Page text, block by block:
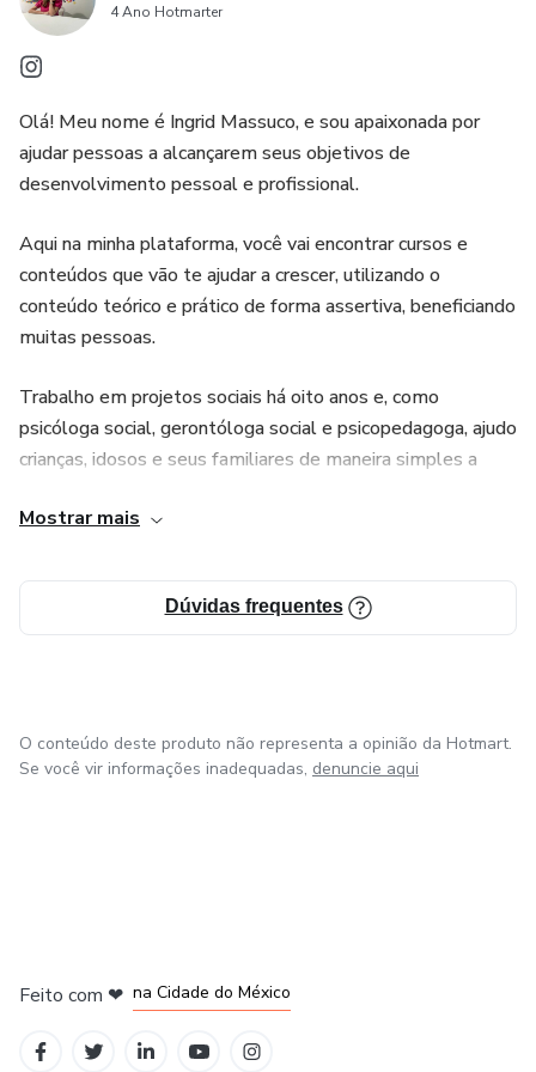
4 Ano Hotmarter
Olá! Meu nome é Ingrid Massuco, e sou apaixonada por
ajudar pessoas a alcançarem seus objetivos de
desenvolvimento pessoal e profissional.
Aqui na minha plataforma, você vai encontrar cursos e
conteúdos que vão te ajudar a crescer, utilizando o
conteúdo teórico e prático de forma assertiva, beneficiando
muitas pessoas.
Trabalho em projetos sociais há oito anos e, como
psicóloga social, gerontóloga social e psicopedagoga, ajudo
crianças, idosos e seus familiares de maneira simples a
orientações, encaminhamentos e capacitações.
Fique à vontade para explorar meus materiais e tirar suas
dúvidas. Estou aqui para trilharmos juntos essa jornada!
Mostrar mais
Dúvidas frequentes
O conteúdo deste produto não representa a opinião da Hotmart.
Se você vir informações inadequadas, denuncie aqui
Feito com ❤ na Cidade do México